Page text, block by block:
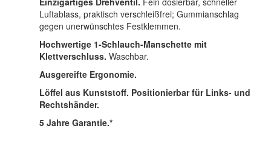
Luftablass, praktisch verschleißfrei; Gummianschlag
gegen unerwünschtes Festklemmen.
Hochwertige 1-Schlauch-Manschette mit
Klettverschluss. Waschbar.
Ausgereifte Ergonomie.
Löffel aus Kunststoff. Positionierbar für Links- und
Rechtshänder.
5 Jahre Garantie.*